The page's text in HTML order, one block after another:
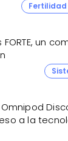
un
a la